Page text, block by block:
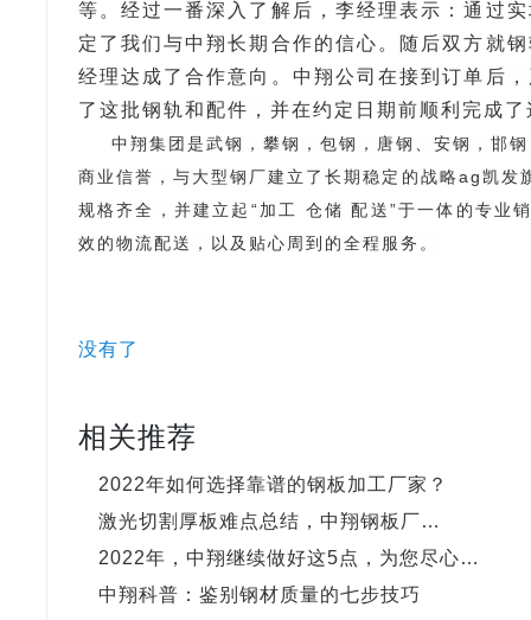
等。经过一番深入了解后，李经理表示：通过
定了我们与中翔长期合作的信心。随后双方就
经理达成了合作意向。 中翔公司在接到订单后
了这批钢轨和配件，并在约定日期前顺利完成
中翔集团是武钢，攀钢，包钢，唐钢、安钢，邯
商业信誉，与大型钢厂建立了长期稳定的战略ag凯
规格齐全，并建立起“加工 仓储 配送”于一体的专业
效的物流配送，以及贴心周到的全程服务。
没有了
相关推荐
2022年如何选择靠谱的钢板加工厂家？
激光切割厚板难点总结，中翔钢板厂…
2022年，中翔继续做好这5点，为您尽心…
中翔科普：鉴别钢材质量的七步技巧